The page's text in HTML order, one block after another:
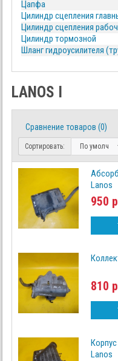
Цапфа
Цилиндр сцепления
Цилиндр сцепления
Цилиндр тормозной
Шланг гидроусилителя
LANOS I
Сравнение товаров (0)
Сортировать:
Lanos
950
810
Lanos